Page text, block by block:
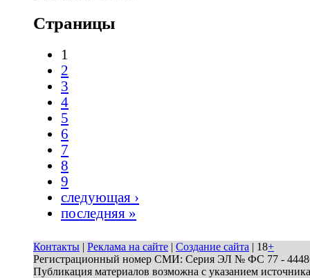
Страницы
1
2
3
4
5
6
7
8
9
следующая ›
последняя »
Контакты | Реклама на сайте | Создание сайта | 18+
Регистрационный номер СМИ: Серия ЭЛ № ФС 77 - 44486
Публикация материалов возможна с указанием